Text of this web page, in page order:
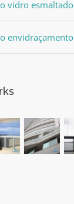
vidro esmaltado
envidraçamento